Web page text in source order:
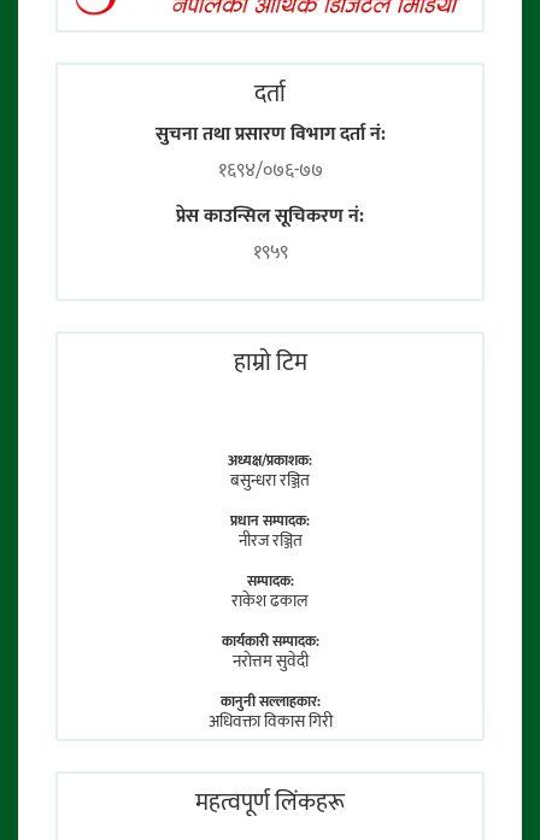
दर्ता
सुचना तथा प्रसारण विभाग दर्ता नं:
१६९४/०७६-७७
प्रेस काउन्सिल सूचिकरण नं:
१९५९
हाम्राे टिम
अध्यक्ष/प्रकाशक:
बसुन्धरा रञ्जित
प्रधान सम्पादक:
नीरज रञ्जित
सम्पादक:
राकेश ढकाल
कार्यकारी सम्पादक:
नराेत्तम सुवेदी
कानुनी सल्लाहकार:
अधिवक्ता विकास गिरी
तेजेन्द्र श्रेष्ठ
महत्वपूर्ण लिंकहरू